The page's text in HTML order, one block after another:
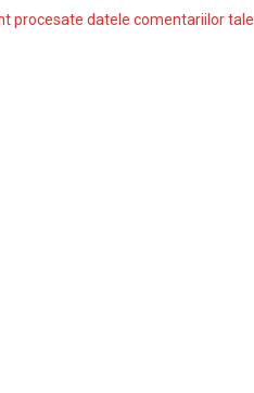
procesate datele comentariilor tale